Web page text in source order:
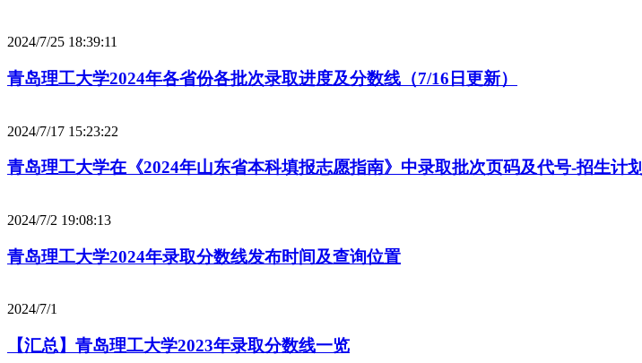
2024/7/25 18:39:11
青岛理工大学2024年各省份各批次录取进度及分数线（7/16日更新）
2024/7/17 15:23:22
青岛理工大学在《2024年山东省本科填报志愿指南》中录取批次页码及代号-招生计划
2024/7/2 19:08:13
青岛理工大学2024年录取分数线发布时间及查询位置
2024/7/1
【汇总】青岛理工大学2023年录取分数线一览